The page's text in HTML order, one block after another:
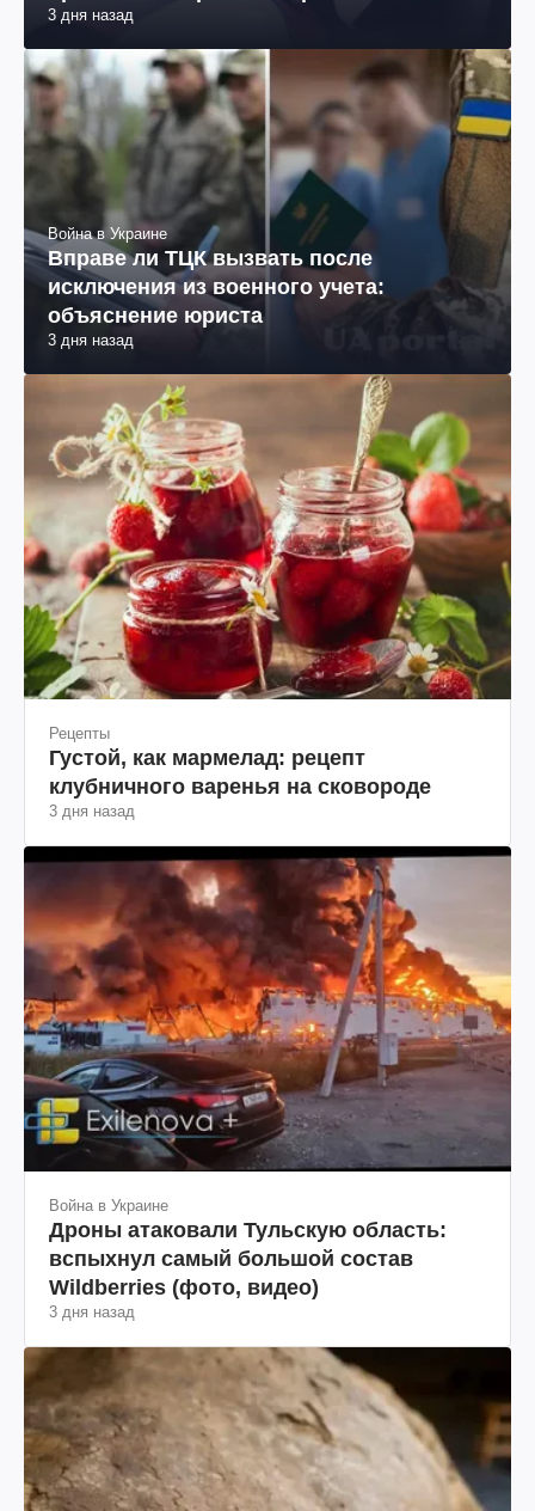
3 дня назад
Война в Украине
Вправе ли ТЦК вызвать после
исключения из военного учета:
объяснение юриста
3 дня назад
Рецепты
Густой, как мармелад: рецепт
клубничного варенья на сковороде
3 дня назад
Война в Украине
Дроны атаковали Тульскую область:
вспыхнул самый большой состав
Wildberries (фото, видео)
3 дня назад